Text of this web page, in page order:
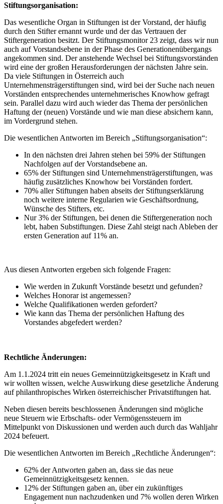
Stiftungsorganisation:
Das wesentliche Organ in Stiftungen ist der Vorstand, der häufig
durch den Stifter ernannt wurde und der das Vertrauen der
Stiftergeneration besitzt. Der Stiftungsmonitor 23 zeigt, dass wir nun
auch auf Vorstandsebene in der Phase des Generationenübergangs
angekommen sind. Der anstehende Wechsel bei Stiftungsvorständen
wird eine der großen Herausforderungen der nächsten Jahre sein.
Da viele Stiftungen in Österreich auch
Unternehmensträgerstiftungen sind, wird bei der Suche nach neuen
Vorständen entsprechendes unternehmerisches Knowhow gefragt
sein. Parallel dazu wird auch wieder das Thema der persönlichen
Haftung der (neuen) Vorstände und wie man diese absichern kann,
im Vordergrund stehen.
Die wesentlichen Antworten im Bereich „Stiftungsorganisation“:
In den nächsten drei Jahren stehen bei 59% der Stiftungen
Nachfolgen auf der Vorstandsebene an.
65% der Stiftungen sind Unternehmensträgerstiftungen, was
häufig zusätzliches Knowhow bei Vorständen fordert.
70% aller Stiftungen haben abseits der Stiftungserklärung
noch weitere interne Regularien wie Geschäftsordnung,
Wünsche des Stifters, etc.
Nur 3% der Stiftungen, bei denen die Stiftergeneration noch
lebt, haben Substiftungen. Diese Zahl steigt nach Ableben der
ersten Generation auf 11% an.
Aus diesen Antworten ergeben sich folgende Fragen:
Wie werden in Zukunft Vorstände besetzt und gefunden?
Welches Honorar ist angemessen?
Welche Qualifikationen werden gefordert?
Wie kann das Thema der persönlichen Haftung des
Vorstandes abgefedert werden?
Rechtliche Änderungen:
Am 1.1.2024 tritt ein neues Gemeinnützigkeitsgesetz in Kraft und
wir wollten wissen, welche Auswirkung diese gesetzliche Änderung
auf philanthropisches Wirken österreichischer Privatstiftungen hat.
Neben diesen bereits beschlossenen Änderungen sind mögliche
neue Steuern wie Erbschafts- oder Vermögenssteuern im
Mittelpunkt von Diskussionen und werden auch durch das Wahljahr
2024 befeuert.
Die wesentlichen Antworten im Bereich „Rechtliche Änderungen“:
62% der Antworten gaben an, dass sie das neue
Gemeinnützigkeitsgesetz kennen.
12% der Stiftungen gaben an, über ein zukünftiges
Engagement nun nachzudenken und 7% wollen deren Wirken